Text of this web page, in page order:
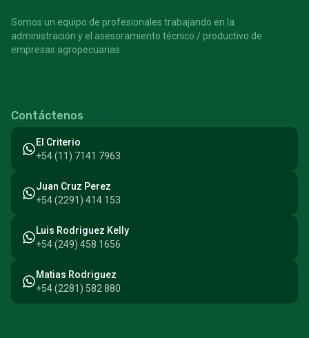
Somos un equipo de profesionales trabajando en la
administración y el asesoramiento técnico / productivo de
empresas agropecuarias.
Contáctenos
El Criterio
+54 (11) 7141 7963
Juan Cruz Perez
+54 (2291) 414 153
Luis Rodriguez Kelly
+54 (249) 458 1656
Matias Rodriguez
+54 (2281) 582 880